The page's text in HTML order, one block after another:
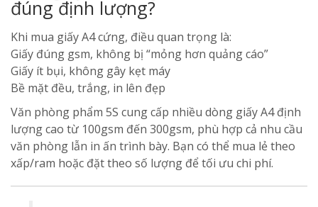
đúng định lượng?
Khi mua giấy A4 cứng, điều quan trọng là:
Giấy đúng gsm, không bị “mỏng hơn quảng cáo”
Giấy ít bụi, không gây kẹt máy
Bề mặt đều, trắng, in lên đẹp
Văn phòng phẩm 5S cung cấp nhiều dòng giấy A4 định
lượng cao từ 100gsm đến 300gsm, phù hợp cả nhu cầu
văn phòng lẫn in ấn trình bày. Bạn có thể mua lẻ theo
xấp/ram hoặc đặt theo số lượng để tối ưu chi phí.